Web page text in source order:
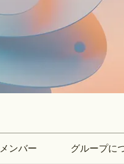
メンバー グループに